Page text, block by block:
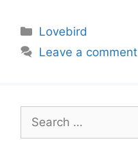
Categories
Lovebird
Leave a comment
for: